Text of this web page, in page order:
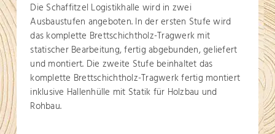
Die Schaffitzel Logistikhalle wird in zwei
Ausbaustufen angeboten. In der ersten Stufe wird
das komplette Brettschichtholz-Tragwerk mit
statischer Bearbeitung, fertig abgebunden, geliefert
und montiert. Die zweite Stufe beinhaltet das
komplette Brettschichtholz-Tragwerk fertig montiert
inklusive Hallenhülle mit Statik für Holzbau und
Rohbau.